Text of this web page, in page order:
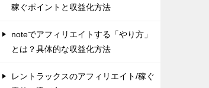
稼ぐポイントと収益化方法
noteでアフィリエイトする「やり方」
とは？具体的な収益化方法
レントラックスのアフィリエイト/稼ぐ